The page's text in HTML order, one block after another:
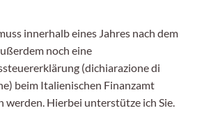
innerhalb eines Jahres nach dem
noch eine
(dichiarazione di
beim Italienischen Finanzamt
werden. Hierbei unterstütze ich Sie.